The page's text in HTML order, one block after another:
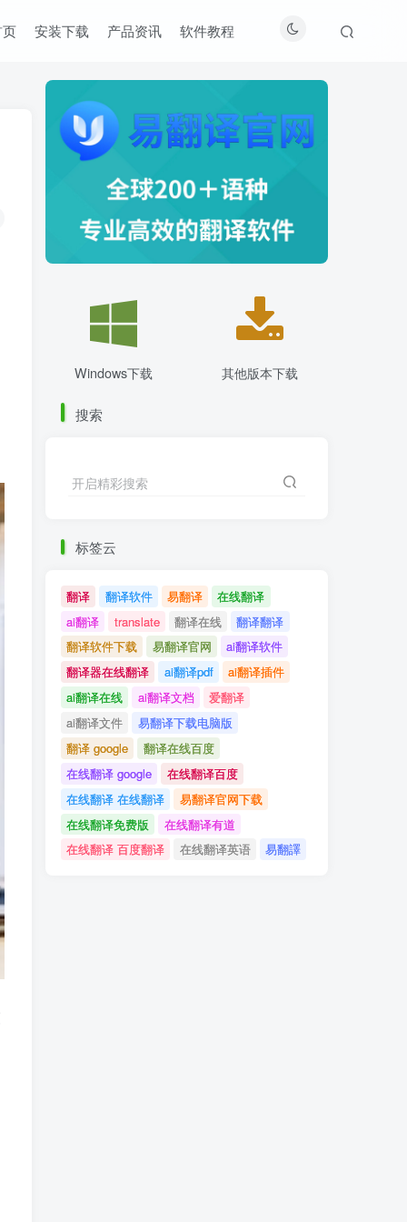
安装下载 产品资讯 软件教程
Windows下载 其他版本下载
搜索
开启精彩搜索
标签云
翻译 翻译软件 易翻译
在线翻译
ai翻译
translate 翻译在线
翻译翻译
翻译软件下载
易翻译官网
ai翻译软件
翻译器在线翻译
ai翻译pdf
ai翻译插件
ai翻译在线
ai翻译文档
爱翻译
ai翻译文件
易翻译下载电脑版
翻译 google
翻译在线百度
在线翻译 google
在线翻译百度
在线翻译 在线翻译
易翻译官网下载
在线翻译免费版
在线翻译有道
在线翻译 百度翻译
在线翻译英语 易翻譯